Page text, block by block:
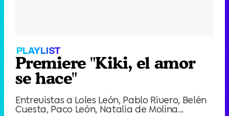
PLAYLIST
Premiere "Kiki, el amor
se hace"
Entrevistas a Loles León, Pablo Rivero, Belén
Cuesta, Paco León, Natalia de Molina...